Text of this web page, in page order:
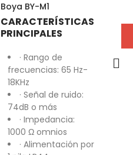
Boya BY-M1
CARACTERÍSTICAS
PRINCIPALES
· Rango de
frecuencias: 65 Hz-
18KHz
· Señal de ruido:
74dB o más
· Impedancia:
1000 Ω omnios
· Alimentación por